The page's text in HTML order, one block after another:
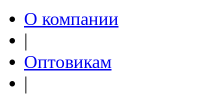
О компании
|
Оптовикам
|